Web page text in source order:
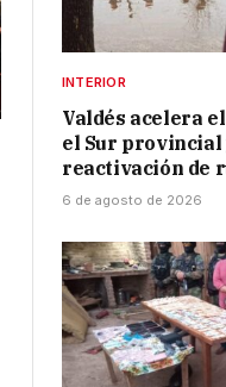
INTERIOR
Valdés acelera
el Sur provincial
reactivación de
6 de agosto de 2026